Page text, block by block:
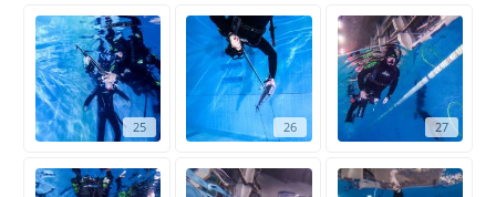
25 26 27